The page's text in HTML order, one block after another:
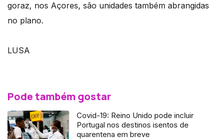
goraz, nos Açores, são unidades também abrangidas
no plano.
LUSA
Pode também gostar
Covid-19: Reino Unido pode incluir
Portugal nos destinos isentos de
quarentena em breve